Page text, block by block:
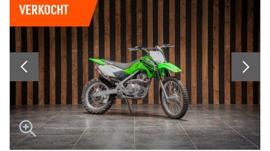
VERKOCHT